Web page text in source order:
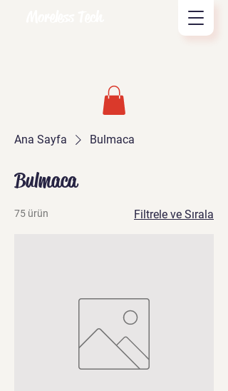
Ana Sayfa Bulmaca
Bulmaca
75 ürün Filtrele ve Sırala